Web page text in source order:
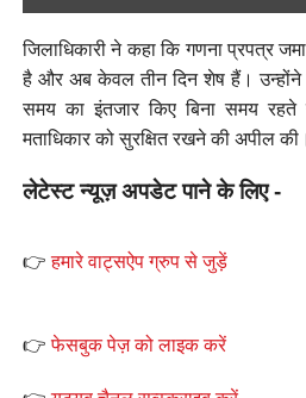
जिलाधिकारी ने कहा कि गणना प्रपत्र
है और अब केवल तीन दिन शेष हैं। उन्होंने
समय का इंतजार किए बिना समय
मताधिकार को सुरक्षित रखने की अपील की।
लेटेस्ट न्यूज़ अपडेट पाने के लिए -
👉हमारे वाट्सऐप ग्रुप से जुड़ें
👉फेसबुक पेज़ को लाइक करें